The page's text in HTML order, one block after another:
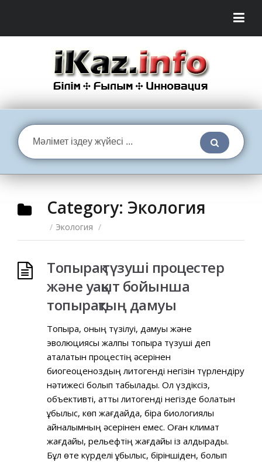
Category: Экология
/ Экология /
Топырақ түзуші процестер
және уақыт бойынша
топырақтың дамуы
Топырақ, оның түзілуі, дамуы және
эволюциясы жалпы топырақ түзуші деп
аталатын процестің әсерінен
биогеоценоздың литогенді негізін түрлендіру
нәтижесі болып табылады. Ол үздіксіз,
объективті, қатты литогенді негізде болатын
құбылыс, көп жағдайда, бірақ биологиялық
айналымның әсерінен емес. Оған климат
жағдайы, рельефтің жағдайы із қалдырады.
Бұл өте күрделі құбылыс, біріншіден, болып